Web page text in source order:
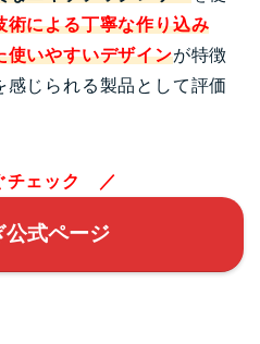
術による丁寧な作り込み
使いやすいデザインが特徴
じられる製品として評価
チェック ／
公式ページ